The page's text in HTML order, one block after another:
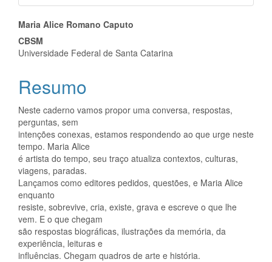
Conteúdo
do
principal
Maria Alice Romano Caputo
CBSM
Universidade Federal de Santa Catarina
Resumo
Neste caderno vamos propor uma conversa, respostas,
perguntas, sem
intenções conexas, estamos respondendo ao que urge neste
tempo. Maria Alice
é artista do tempo, seu traço atualiza contextos, culturas,
viagens, paradas.
Lançamos como editores pedidos, questões, e Maria Alice
enquanto
resiste, sobrevive, cria, existe, grava e escreve o que lhe
vem. E o que chegam
são respostas biográficas, ilustrações da memória, da
experiência, leituras e
influências. Chegam quadros de arte e história.